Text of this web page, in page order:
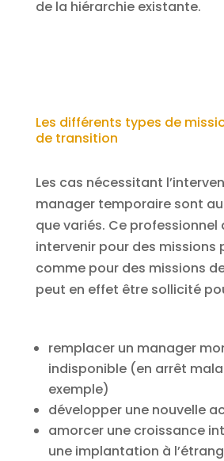
de la hiérarchie existante.
Les différents types de
de transition
Les cas nécessitant
manager temporaire sont
que variés. Ce professionnel
intervenir pour des missions
comme pour des missions
peut en effet être sollicité
remplacer un manager
indisponible (en arrêt
exemple)
développer une nouvelle
amorcer une croissance
une implantation à